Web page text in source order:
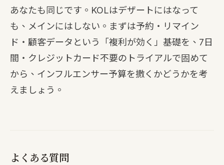
あなたも同じです。KOLはデザートにはなって
も、メインにはしない。まずは予約・リマイン
ド・顧客データという「複利が効く」基礎を、 7日
間・クレジットカード不要のトライアルで固めて
から、インフルエンサー予算を撒くかどうかを考
えましょう。
よくある質問